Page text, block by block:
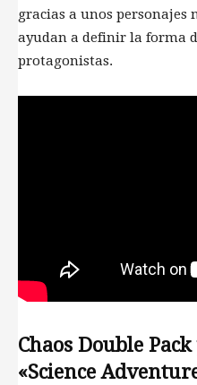
gracias a unos personajes
ayudan a definir la forma
protagonistas.
Chaos Double
«Science